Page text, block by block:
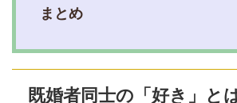
まとめ
既婚者同士の「好き」と